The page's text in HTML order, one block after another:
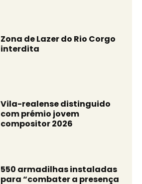
Zona de Lazer do Rio Corgo
interdita
Vila-realense distinguido
com prémio jovem
compositor 2026
550 armadilhas instaladas
para “combater a presença